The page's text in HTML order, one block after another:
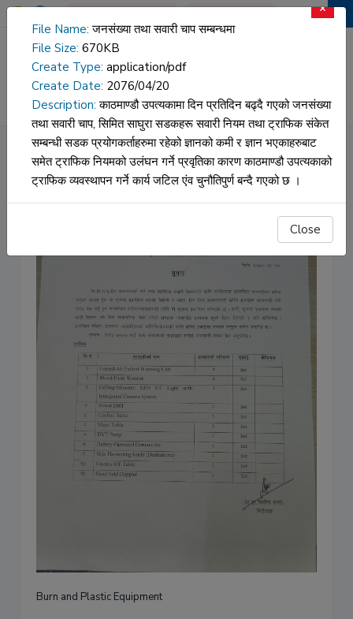
वीर अस्पताल
NAMS
Burn and Plastic Equipment
Burn and Plastic Equipment
×
File Name: जनसंख्या तथा सवारी चाप सम्बन्धमा
File Size: 670KB
Create Type: application/pdf
Create Date: 2076/04/20
Description: काठमाण्डौ उपत्यकामा दिन प्रतिदिन बढ्दै गएको जनसंख्या
तथा सवारी चाप, सिमित साघुरा सडकहरू सवारी नियम तथा ट्राफिक संकेत
सम्बन्धी सडक प्रयोगकर्ताहरुमा रहेको ज्ञानको कमी र ज्ञान भएकाहरुबाट
समेत ट्राफिक नियमको उलंघन गर्ने प्रवृतिका कारण काठमाण्डौ उपत्यकाको
ट्राफिक व्यवस्थापन गर्ने कार्य जटिल एंव चुनौतिपुर्ण बन्दै गएको छ ।
Close